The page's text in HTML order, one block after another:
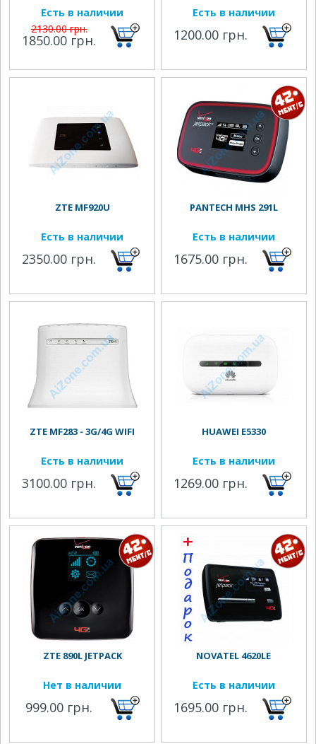
Есть в наличии
2130.00 грн.
1850.00 грн.
Есть в наличии
1200.00 грн.
ZTE MF920U
Есть в наличии
2350.00 грн.
PANTECH MHS 291L
Есть в наличии
1675.00 грн.
ZTE MF283 - 3G/4G WIFI
Есть в наличии
3100.00 грн.
HUAWEI E5330
Есть в наличии
1269.00 грн.
ZTE 890L JETPACK
Нет в наличии
999.00 грн.
NOVATEL 4620LE
Есть в наличии
1695.00 грн.